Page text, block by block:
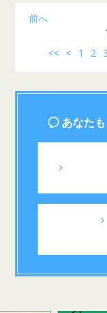
前へ
<< < 1 2 3
あなた